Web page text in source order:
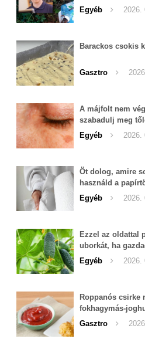
pucércsigáktól
Egyéb 2026.
Barackos csokis
Gasztro
A májfolt nem
szabadulj meg
Egyéb
2026.
Öt dolog, amire
használd a
Egyéb
2026.
Ezzel az oldattal
uborkát, ha
szeretnél
Egyéb 2026.
Roppanós csirke
fokhagymás-
szósszal
Gasztro